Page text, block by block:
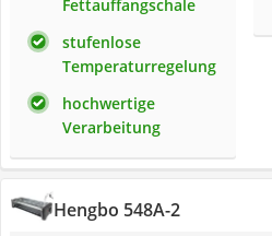
Fettauffangschale
stufenlose
Temperaturregelung
hochwertige
Verarbeitung
Hengbo 548A-2